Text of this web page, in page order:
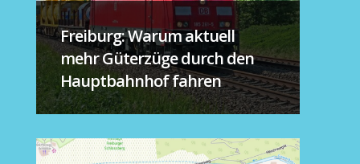
Freiburg: Warum aktuell
mehr Güterzüge durch den
Hauptbahnhof fahren